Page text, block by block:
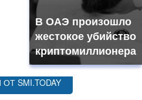
В ОАЭ произошло
жестокое убийство
криптомиллионера